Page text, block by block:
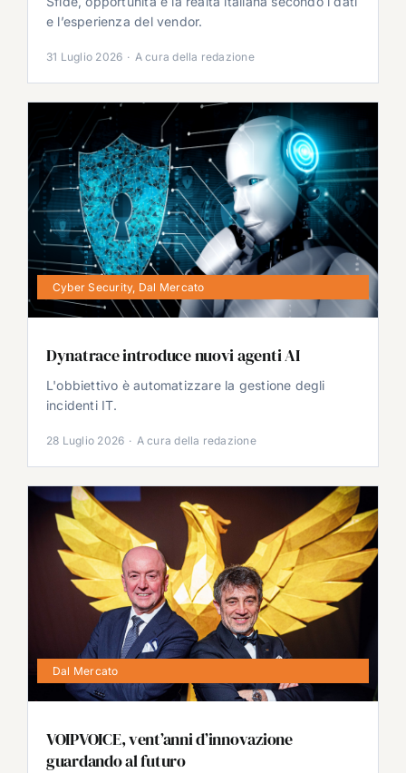
e l’esperienza del vendor.
31 Luglio 2026 · A cura della redazione
Cyber Security, Dal Mercato
Dynatrace introduce nuovi agenti AI
L'obbiettivo è automatizzare la gestione degli
incidenti IT.
28 Luglio 2026 · A cura della redazione
Dal Mercato
VOIPVOICE, vent’anni d’innovazione
guardando al futuro